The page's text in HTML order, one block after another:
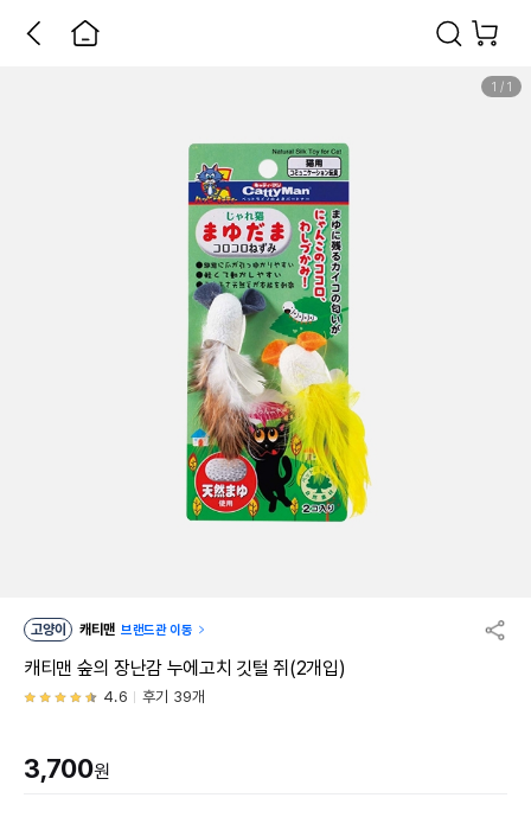
1 / 1
고양이 캐티맨 브랜드관 이동
캐티맨 숲의 장난감 누에고치 깃털 쥐(2개입)
4.6 후기 39개
3,700원